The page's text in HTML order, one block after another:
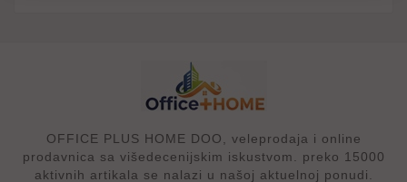
OFFICE PLUS HOME DOO, veleprodaja i online
prodavnica sa višedecenijskim iskustvom. preko 15000
aktivnih artikala se nalazi u našoj aktuelnoj ponudi.